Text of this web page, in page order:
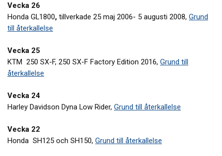
Vecka 26
Honda GL1800, tillverkade 25 maj 2006- 5 augusti 2008, Grund
till återkallelse
Vecka 25
KTM 250 SX-F, 250 SX-F Factory Edition 2016, Grund till
återkallelse
Vecka 24
Harley Davidson Dyna Low Rider, Grund till återkallelse
Vecka 22
Honda SH125 och SH150, Grund till återkallelse